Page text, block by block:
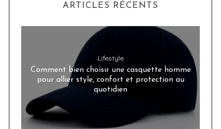
ARTICLES RÉCENTS
Lifestyle
Comment bien choisir une casquette homme
pour allier style, confort et protection au
quotidien